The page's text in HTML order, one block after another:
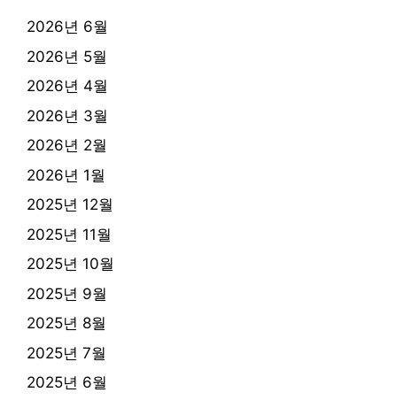
2026년 6월
2026년 5월
2026년 4월
2026년 3월
2026년 2월
2026년 1월
2025년 12월
2025년 11월
2025년 10월
2025년 9월
2025년 8월
2025년 7월
2025년 6월